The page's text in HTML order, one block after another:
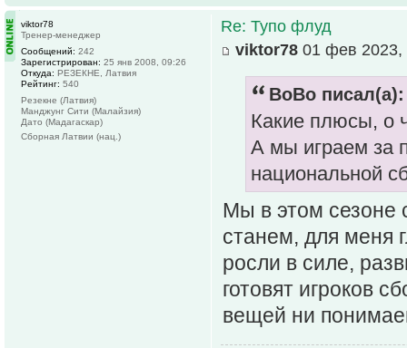
Re: Тупо флуд
viktor78 01 фев 2023,
BoBo писал(а):
Какие плюсы, о
А мы играем за
национальной
Мы в этом сезоне
станем, для меня
росли в силе,
готовят игроков
вещей ни
viktor78
Тренер-менеджер
Сообщений: 242
Зарегистрирован: 25 янв 2008, 09:26
Откуда: РЕЗЕКНЕ, Латвия
Рейтинг: 540
Резекне (Латвия)
Манджунг Сити (Малайзия)
Дато (Мадагаскар)
Сборная Латвии (нац.)